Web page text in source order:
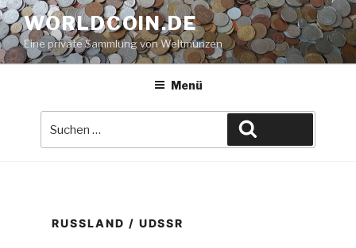
Zum
Inhalt
springen
WORLDCOIN.DE
Eine private Sammlung von Weltmünzen
Menü
RUSSLAND / UDSSR